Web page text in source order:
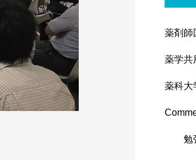
薬剤師
薬学共
薬科大
勉